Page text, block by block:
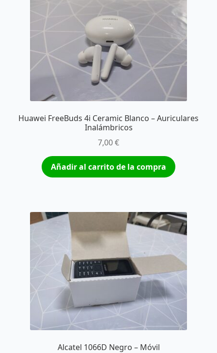
Huawei FreeBuds 4i Ceramic Blanco – Auriculares
Inalámbricos
7,00€
Añadir al carrito de la compra
Alcatel 1066D Negro – Móvil